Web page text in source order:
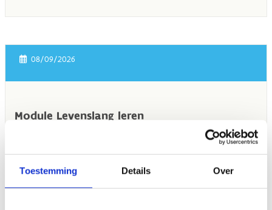
Toestemming Details Over